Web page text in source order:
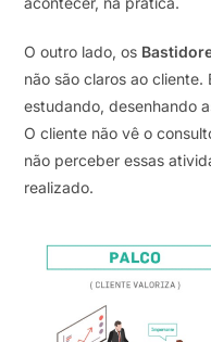
O outro lado, os
não são claros ao
estudando, desenhando
O cliente não vê o
não perceber essas
realizado.